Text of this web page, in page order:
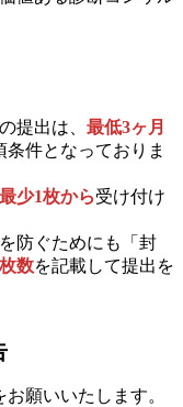
提出は、 最低3ヶ月
件となっておりま
最少1枚から受け付け
防ぐためにも「封
数を記載して提出を
願いいたします。